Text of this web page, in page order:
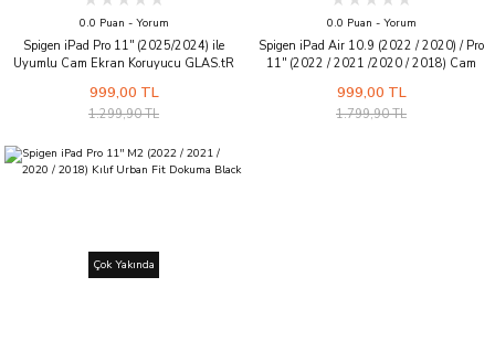
0.0 Puan - Yorum
Spigen iPad Pro 11'' (2025/2024) ile
Uyumlu Cam Ekran Koruyucu GLAS.tR
999,00 TL
1.299,90 TL
0.0 Puan - Yorum
Spigen iPad Air 10.9 (2022 / 2020) / Pro
11'' (2022 / 2021 /2020 / 2018) Cam
EZ Fit Slim HD
999,00 TL
1.799,90 TL
Çok Yakında